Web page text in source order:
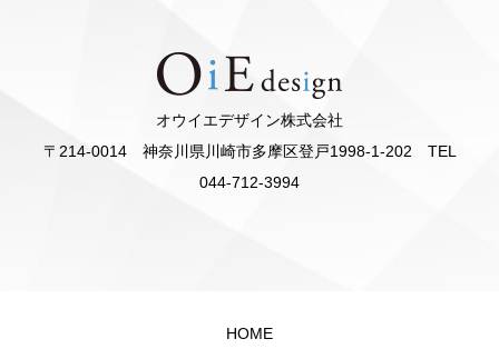
オウイエデザイン株式会社
〒214-0014 神奈川県川崎市多摩区登戸1998-1-202 TEL
044-712-3994
HOME